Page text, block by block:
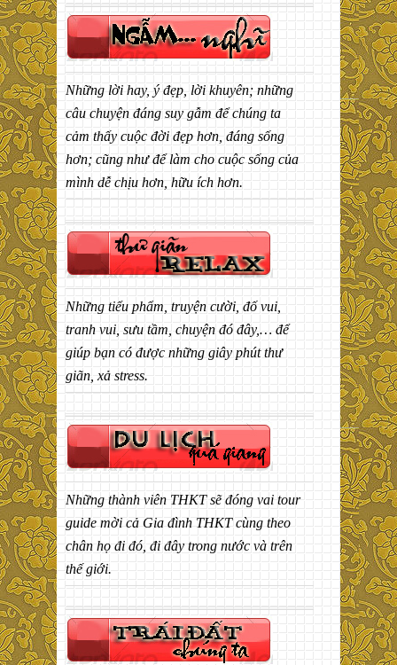
Những lời hay, ý đẹp, lời khuyên; những
câu chuyện đáng suy gẫm để chúng ta
cảm thấy cuộc đời đẹp hơn, đáng sống
hơn; cũng như để làm cho cuộc sống của
mình dễ chịu hơn, hữu ích hơn.
Những tiểu phẩm, truyện cười, đố vui,
tranh vui, sưu tầm, chuyện đó đây,… để
giúp bạn có được những giây phút thư
giãn, xả stress.
Những thành viên THKT sẽ đóng vai tour
guide mời cả Gia đình THKT cùng theo
chân họ đi đó, đi đây trong nước và trên
thế giới.